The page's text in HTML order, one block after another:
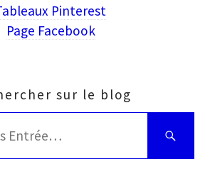
Pinterest
Page Facebook
sur le blog
Bien